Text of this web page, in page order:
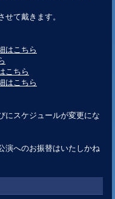
て戴きます。
はこちら
こちら
はこちら
にスケジュールが変更にな
演へのお振替はいたしかね